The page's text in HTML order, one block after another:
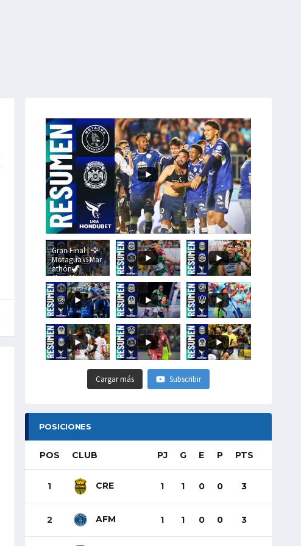
Gran Final | 🦅
Motagua🆚Mar
athón🦖
#LigaHondubet
Cargar más Subscribir
POSICIONES
POS CLUB PJ G E P PTS
1 CRE 1 1 0 0 3
2 AFM 1 1 0 0 3